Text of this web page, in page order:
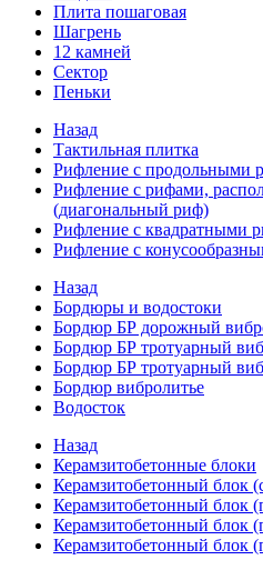
Плита пошаговая
Шагрень
12 камней
Сектор
Пеньки
Назад
Тактильная плитка
Рифление с продольными
Рифление с рифами,
(диагональный риф)
Рифление с квадратными
Рифление с
Назад
Бордюры и водостоки
Бордюр БР дорожный
Бордюр БР тротуарный
Бордюр БР тротуарный
Бордюр вибролитье
Водосток
Назад
Керамзитобетонные блоки
Керамзитобетонный блок
Керамзитобетонный блок
Керамзитобетонный блок
Керамзитобетонный блок